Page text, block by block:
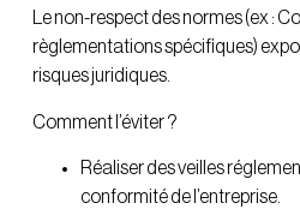
Le non-respect des normes (ex :
règlementations spécifiques)
risques juridiques.
Comment l’éviter ?
Réaliser des veilles
conformité de l’entreprise.